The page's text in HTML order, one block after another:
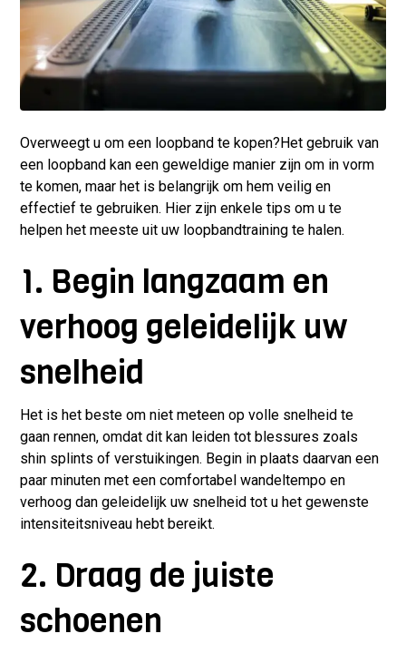
Overweegt u om een loopband te kopen?Het gebruik van
een loopband kan een geweldige manier zijn om in vorm
te komen, maar het is belangrijk om hem veilig en
effectief te gebruiken. Hier zijn enkele tips om u te
helpen het meeste uit uw loopbandtraining te halen.
1. Begin langzaam en
verhoog geleidelijk uw
snelheid
Het is het beste om niet meteen op volle snelheid te
gaan rennen, omdat dit kan leiden tot blessures zoals
shin splints of verstuikingen. Begin in plaats daarvan een
paar minuten met een comfortabel wandeltempo en
verhoog dan geleidelijk uw snelheid tot u het gewenste
intensiteitsniveau hebt bereikt.
2. Draag de juiste
schoenen